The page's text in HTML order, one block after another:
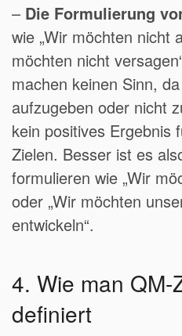
– Die Formulierung
wie „Wir möchten nicht
möchten nicht
machen keinen Sinn,
aufzugeben oder nicht
kein positives Ergebnis
Zielen. Besser ist es
formulieren wie „Wir
oder „Wir möchten
entwickeln“.
4. Wie man QM-
definiert